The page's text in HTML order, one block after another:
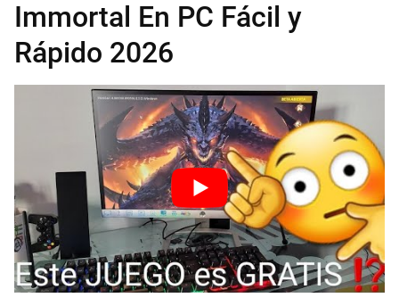
Immortal En PC Fácil y
Rápido 2026